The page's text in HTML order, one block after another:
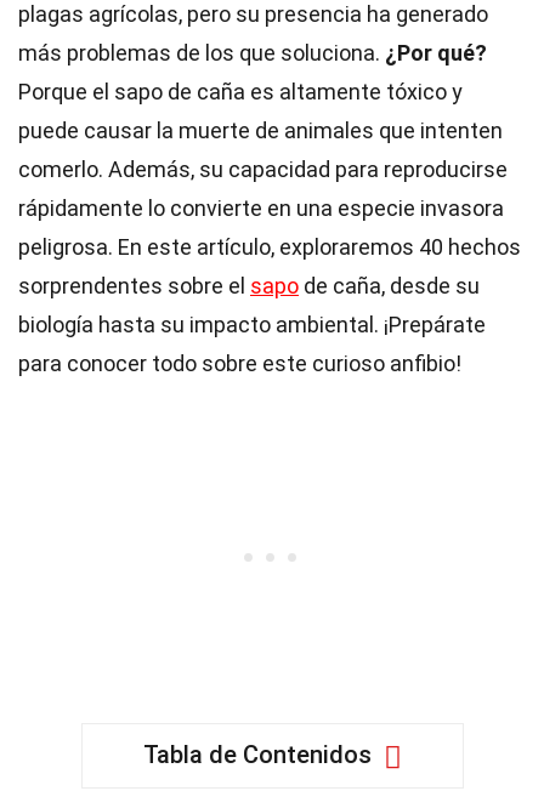
plagas agrícolas, pero su presencia ha generado
más problemas de los que soluciona. ¿Por qué?
Porque el sapo de caña es altamente tóxico y
puede causar la muerte de animales que intenten
comerlo. Además, su capacidad para reproducirse
rápidamente lo convierte en una especie invasora
peligrosa. En este artículo, exploraremos 40 hechos
sorprendentes sobre el sapo de caña, desde su
biología hasta su impacto ambiental. ¡Prepárate
para conocer todo sobre este curioso anfibio!
Tabla de Contenidos